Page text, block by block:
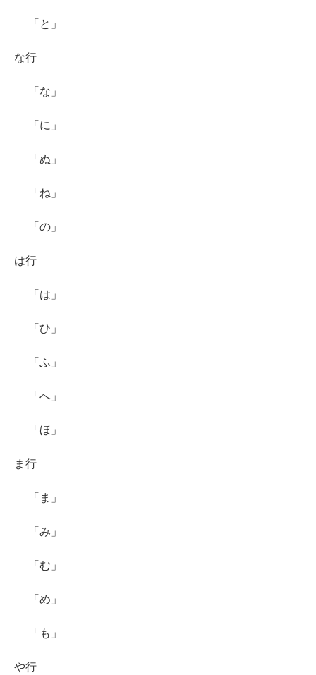
「と」
な行
「な」
「に」
「ぬ」
「ね」
「の」
は行
「は」
「ひ」
「ふ」
「へ」
「ほ」
ま行
「ま」
「み」
「む」
「め」
「も」
や行